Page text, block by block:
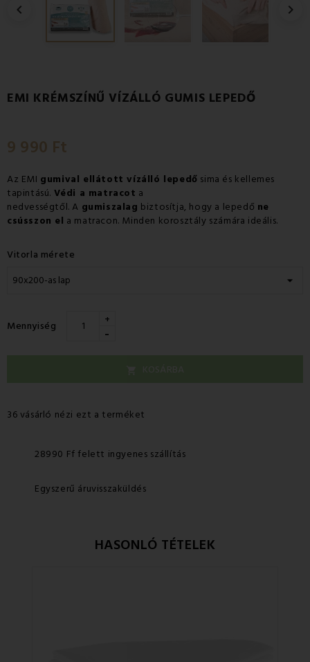
 
EMI KRÉMSZÍNŰ VÍZÁLLÓ GUMIS LEPEDŐ
9 990 Ft
Az EMI gumival ellátott vízálló lepedő sima és kellemes
tapintású. Védi a matracot a
nedvességtől. A gumiszalag biztosítja, hogy a lepedő ne
csússzon el a matracon. Minden korosztály számára ideális.
Vitorla mérete
Mennyiség +
-
36 vásárló nézi ezt a terméket
28990 Ff felett ingyenes szállítás
Egyszerű áruvisszaküldés
HASONLÓ TÉTELEK